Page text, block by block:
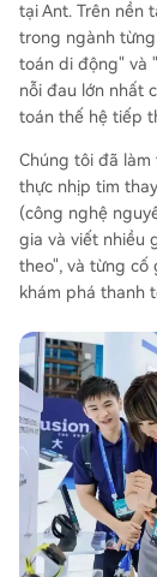
tại Ant. Trên nền
trong ngành từng
toán di động" và
nỗi đau lớn nhất
toán thế hệ tiếp
Chúng tôi đã
thực nhịp tim
(công nghệ
gia và viết nhiều
theo", và từng cố
khám phá thanh